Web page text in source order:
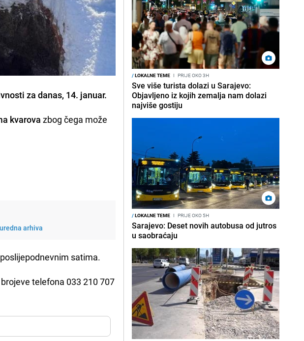
za danas, 14. januar.
kvarova zbog čega može
arhiva
satima.
telefona 033 210 707
/LOKALNE TEME I PRIJE OKO 3H
Sve više turista dolazi u Sarajevo:
Objavljeno iz kojih zemalja nam dolazi
najviše gostiju
/LOKALNE TEME I PRIJE OKO 5H
Sarajevo: Deset novih autobusa od jutros
u saobraćaju